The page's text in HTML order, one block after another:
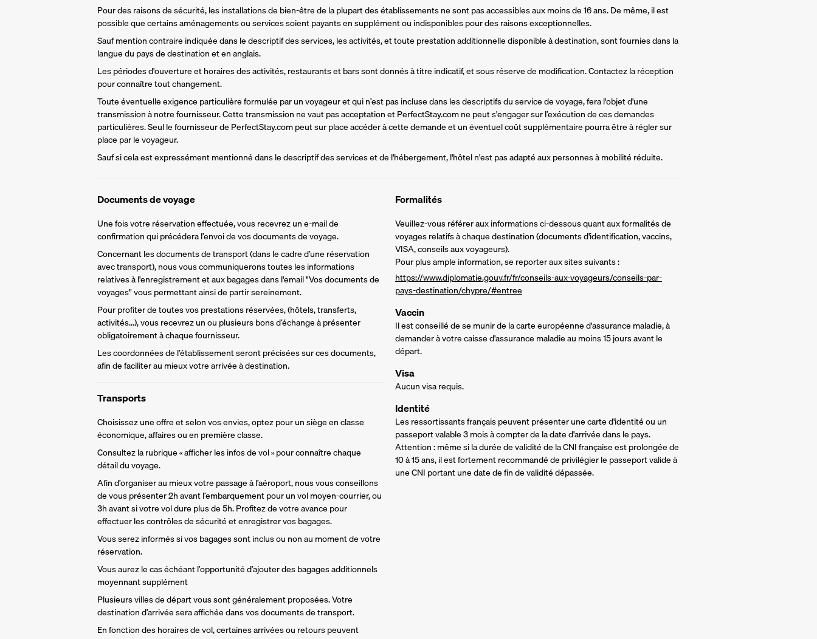
Pour des raisons de sécurité, les installations de bien-être de la plupart des établissements ne sont pas accessibles aux moins de 16 ans. De même, il est
possible que certains aménagements ou services soient payants en supplément ou indisponibles pour des raisons exceptionnelles.
Sauf mention contraire indiquée dans le descriptif des services, les activités, et toute prestation additionnelle disponible à destination, sont fournies dans la
langue du pays de destination et en anglais.
Les périodes d'ouverture et horaires des activités, restaurants et bars sont donnés à titre indicatif, et sous réserve de modification. Contactez la réception
pour connaître tout changement.
Toute éventuelle exigence particulière formulée par un voyageur et qui n’est pas incluse dans les descriptifs du service de voyage, fera l'objet d'une
transmission à notre fournisseur. Cette transmission ne vaut pas acceptation et PerfectStay.com ne peut s'engager sur l’exécution de ces demandes
particulières. Seul le fournisseur de PerfectStay.com peut sur place accéder à cette demande et un éventuel coût supplémentaire pourra être à régler sur
place par le voyageur.
Sauf si cela est expressément mentionné dans le descriptif des services et de l'hébergement, l'hôtel n'est pas adapté aux personnes à mobilité réduite.
Documents de voyage
Une fois votre réservation effectuée, vous recevrez un e-mail de
confirmation qui précédera l’envoi de vos documents de voyage.
Concernant les documents de transport (dans le cadre d’une réservation
avec transport), nous vous communiquerons toutes les informations
relatives à l'enregistrement et aux bagages dans l'email "Vos documents de
voyages" vous permettant ainsi de partir sereinement.
Pour profiter de toutes vos prestations réservées, (hôtels, transferts,
activités...), vous recevrez un ou plusieurs bons d’échange à présenter
obligatoirement à chaque fournisseur.
Les coordonnées de l’établissement seront précisées sur ces documents,
afin de faciliter au mieux votre arrivée à destination.
Transports
Choisissez une offre et selon vos envies, optez pour un siège en classe
économique, affaires ou en première classe.
Consultez la rubrique « afficher les infos de vol » pour connaître chaque
détail du voyage.
Afin d’organiser au mieux votre passage à l’aéroport, nous vous conseillons
de vous présenter 2h avant l’embarquement pour un vol moyen-courrier, ou
3h avant si votre vol dure plus de 5h. Profitez de votre avance pour
effectuer les contrôles de sécurité et enregistrer vos bagages.
Vous serez informés si vos bagages sont inclus ou non au moment de votre
réservation.
Vous aurez le cas échéant l’opportunité d’ajouter des bagages additionnels
moyennant supplément
Plusieurs villes de départ vous sont généralement proposées. Votre
destination d’arrivée sera affichée dans vos documents de transport.
En fonction des horaires de vol, certaines arrivées ou retours peuvent
Formalités
Veuillez-vous référer aux informations ci-dessous quant aux formalités de
voyages relatifs à chaque destination (documents d'identification, vaccins,
VISA, conseils aux voyageurs).
Pour plus ample information, se reporter aux sites suivants :
https://www.diplomatie.gouv.fr/fr/conseils-aux-voyageurs/conseils-par-
pays-destination/chypre/#entree
Vaccin
Il est conseillé de se munir de la carte européenne d'assurance maladie, à
demander à votre caisse d'assurance maladie au moins 15 jours avant le
départ.
Visa
Aucun visa requis.
Identité
Les ressortissants français peuvent présenter une carte d'identité ou un
passeport valable 3 mois à compter de la date d'arrivée dans le pays.
Attention : même si la durée de validité de la CNI française est prolongée de
10 à 15 ans, il est fortement recommandé de privilégier le passeport valide à
une CNI portant une date de fin de validité dépassée.